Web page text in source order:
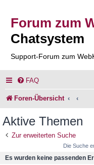
Forum zum
Chatsystem
Support-Forum zum
FAQ
Foren-Übersicht
Aktive Themen
Zur erweiterten Suche
Die Suche
Es wurden keine passenden